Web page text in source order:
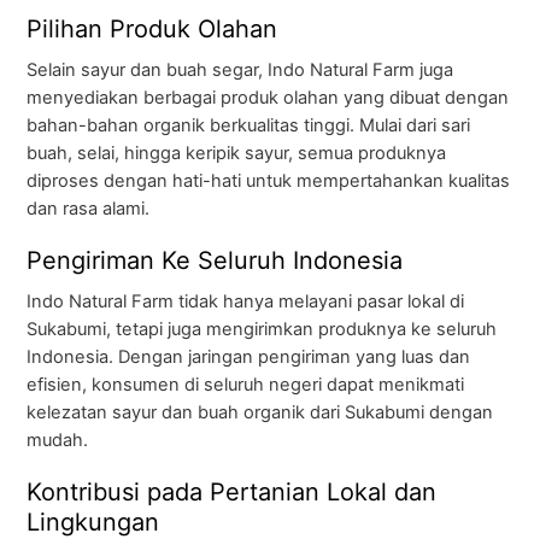
Pilihan Produk Olahan
Selain sayur dan buah segar, Indo Natural Farm juga
menyediakan berbagai produk olahan yang dibuat dengan
bahan-bahan organik berkualitas tinggi. Mulai dari sari
buah, selai, hingga keripik sayur, semua produknya
diproses dengan hati-hati untuk mempertahankan kualitas
dan rasa alami.
Pengiriman Ke Seluruh Indonesia
Indo Natural Farm tidak hanya melayani pasar lokal di
Sukabumi, tetapi juga mengirimkan produknya ke seluruh
Indonesia. Dengan jaringan pengiriman yang luas dan
efisien, konsumen di seluruh negeri dapat menikmati
kelezatan sayur dan buah organik dari Sukabumi dengan
mudah.
Kontribusi pada Pertanian Lokal dan
Lingkungan